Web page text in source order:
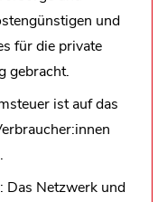
und
für die private
gebracht.
ist auf das
Das Netzwerk und